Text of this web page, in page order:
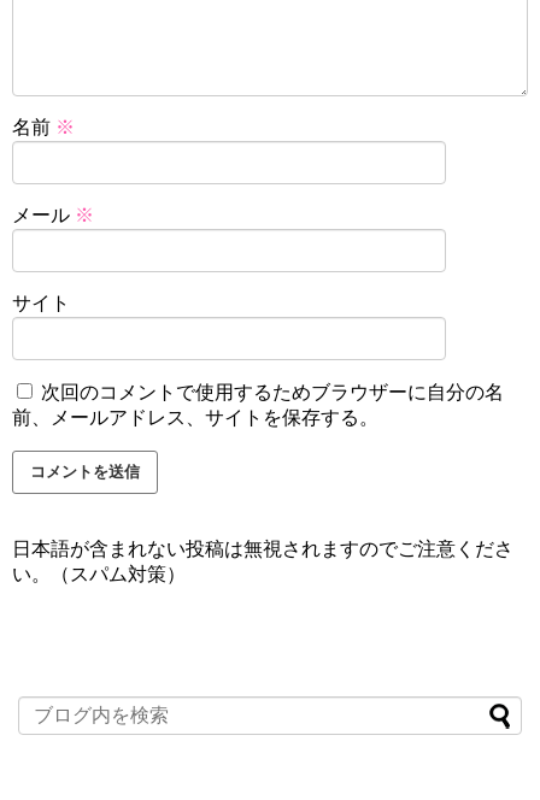
名前 ※
メール ※
サイト
次回のコメントで使用するためブラウザーに自分の名
前、メールアドレス、サイトを保存する。
日本語が含まれない投稿は無視されますのでご注意くださ
い。（スパム対策）